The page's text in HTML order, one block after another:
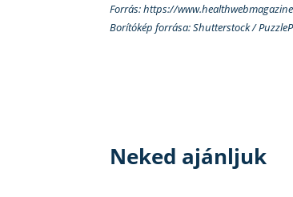
Forrás: https://
Borítókép forrása: Shutterstock /
Neked ajánljuk